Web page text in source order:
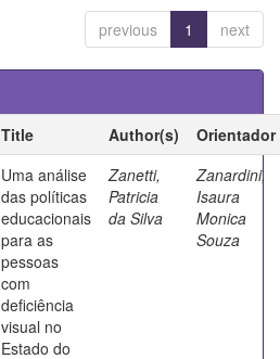
previous 1 next
Title Author(s)
Orientador
Uma análise
das políticas
educacionais
para as
pessoas
com
deficiência
visual no
Estado do
Zanetti,
Patricia
da Silva
Zanardini,
Isaura
Monica
Souza